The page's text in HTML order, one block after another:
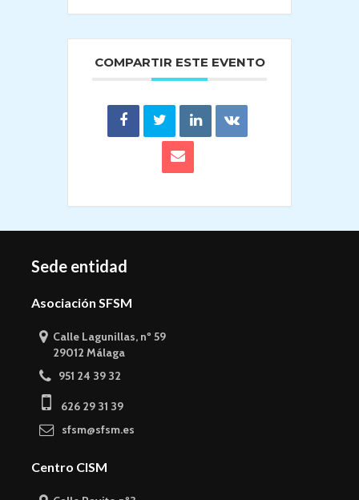
COMPARTIR ESTE EVENTO
Sede entidad
Asociación SFSM
Calle Lagunillas, nº 59
29012 Málaga
951 24 39 32
626 29 31 39
sfsm@sfsm.es
Centro CISM